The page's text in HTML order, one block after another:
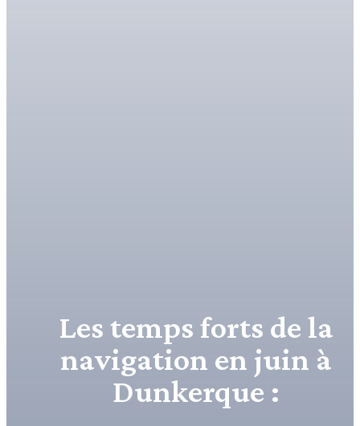
Les temps forts de la
navigation en juin à
Dunkerque :